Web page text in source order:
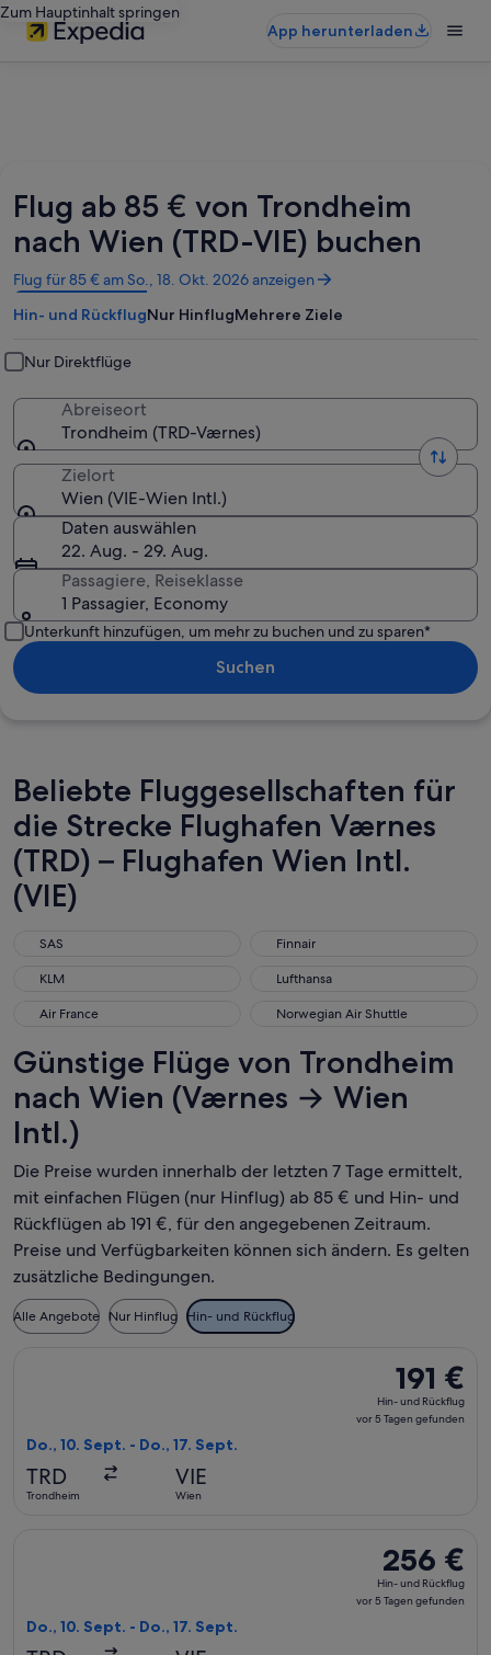
Zum Hauptinhalt springen
App herunterladen
Flug ab 85 € von Trondheim
nach Wien (TRD-VIE) buchen
Flug für 85 € am So., 18. Okt. 2026 anzeigen
Wird
in
einem
Fenster
geöffnet
Hin- und RückflugNur HinflugMehrere Ziele
Nur Direktflüge
Abreiseort
Trondheim (TRD-Værnes)
Zielort
Wien (VIE-Wien Intl.)
Daten auswählen
22. Aug. - 29. Aug.
Passagiere, Reiseklasse
1 Passagier, Economy
Unterkunft hinzufügen, um mehr zu buchen und zu sparen*
Suchen
Beliebte Fluggesellschaften für
die Strecke Flughafen Værnes
(TRD) – Flughafen Wien Intl.
(VIE)
SAS
SAS Finnair
Finnair
KLM
KLM Lufthansa
Lufthansa
Air France
Air France Norwegian Air Shuttle
Norwegian Air Shuttle
Günstige Flüge von Trondheim
nach Wien (Værnes → Wien
Intl.)
Die Preise wurden innerhalb der letzten 7 Tage ermittelt,
mit einfachen Flügen (nur Hinflug) ab 85 € und Hin- und
Rückflügen ab 191 €, für den angegebenen Zeitraum.
Preise und Verfügbarkeiten können sich ändern. Es gelten
zusätzliche Bedingungen.
Alle Angebote Nur Hinflug Hin- und Rückflug
191 €
Hin-
und
191 €
Hin- und Rückflug
vor 5 Tagen gefunden
Do., 10. Sept. - Do., 17. Sept.
TRD
Trondheim
VIE
Wien
256 €
Hin-
und
256 €
Hin- und Rückflug
vor 5 Tagen gefunden
Do., 10. Sept. - Do., 17. Sept.